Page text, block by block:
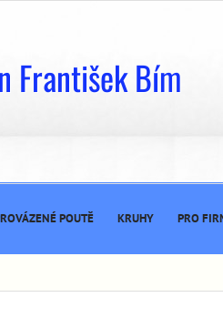
František Bím
POUTĚ KRUHY PRO